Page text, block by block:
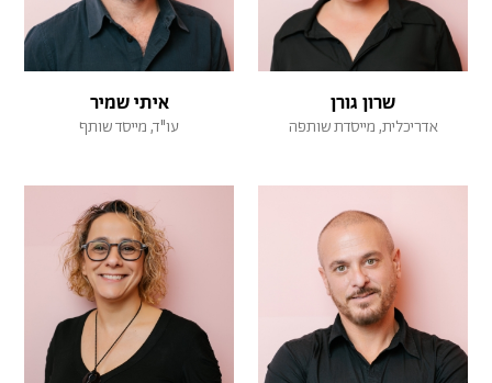
שרון גורן
אדריכלית, מייסדת שותפה
איתי שמיר
עו"ד, מייסד שותף